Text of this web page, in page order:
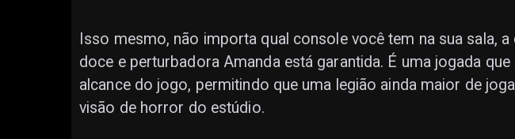
Isso mesmo, não importa qual console você tem na sua sala,
doce e perturbadora Amanda está garantida. É uma jogada
alcance do jogo, permitindo que uma legião ainda maior de
visão de horror do estúdio.